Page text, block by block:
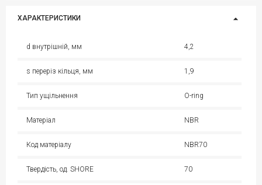
ХАРАКТЕРИСТИКИ
d внутрішній, мм 4,2
s переріз кільця, мм 1,9
Тип ущільнення O-ring
Матеріал NBR
Код матеріалу NBR70
Твердість, од. SHORE 70